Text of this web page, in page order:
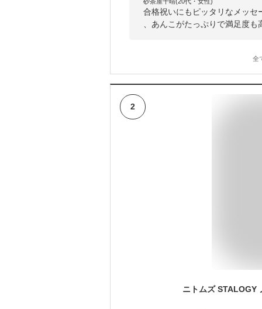
合格祝いにもピッタリなメッ
、あんこがたっぷりで満足度
全
2